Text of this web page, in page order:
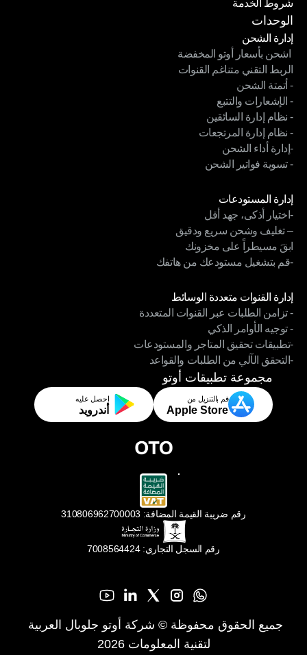
سياسة الخصوصية
شروط الخدمة
شروط الخدمة
الوحدات
إدارة الشحن
إدارة الشحن
اشحن بأسعار أوتو المخفضة
اشحن بأسعار أوتو المخفضة
الربط التقني متناغم القنوات
الربط التقني متناغم القنوات
- أتمتة الشحن
- أتمتة الشحن
- الإشعارات والتتبع
- الإشعارات والتتبع
- نظام إدارة السائقين
- نظام إدارة السائقين
- نظام إدارة المرتجعات
- نظام إدارة المرتجعات
-إدارة أداء الشحن
-إدارة أداء الشحن
- تسوية فواتير الشحن
إدارة المستودعات
إدارة المستودعات
-اختيار أذكى، جهد أقل
-اختيار أذكى، جهد أقل
– تغليف وشحن سريع ودقيق
– تغليف وشحن سريع ودقيق
ابقَ مسيطراً على مخزونك
ابقَ مسيطراً على مخزونك
-قم بتشغيل مستودعك من هاتفك
إدارة القنوات متعددة الوسائط
إدارة القنوات متعددة الوسائط
- تزامن الطلبات عبر القنوات المتعددة
- تزامن الطلبات عبر القنوات المتعددة
- توجيه الأوامر الذكي
- توجيه الأوامر الذكي
-تطبيقات تحقيق المتاجر والمستودعات
-تطبيقات تحقيق المتاجر والمستودعات
-التحقق الآلي من الطلبات والقواعد
-التحقق الآلي من الطلبات والقواعد
مجموعة تطبيقات أوتو
قم بالتنزيل من
Apple Store
احصل عليه
أندرويد
رقم ضريبة القيمة المضافة: 310806962700003
رقم السجل التجاري: 7008564424
لتقنية المعلومات 2026